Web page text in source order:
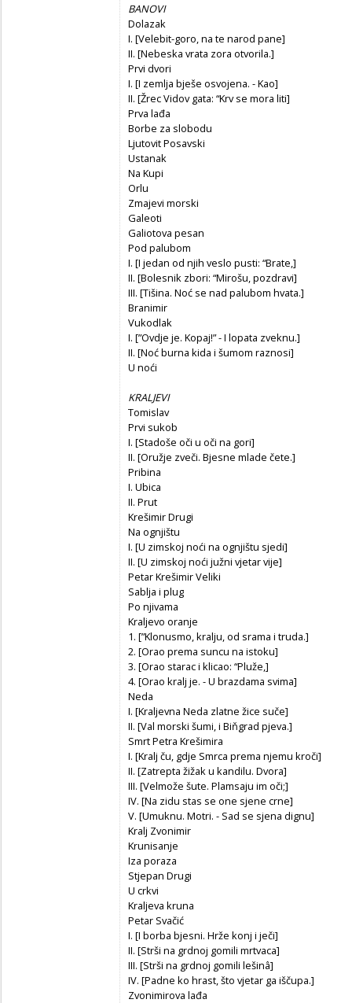
BANOVI
Dolazak
I. [Velebit-goro, na te narod pane]
II. [Nebeska vrata zora otvorila.]
Prvi dvori
I. [I zemlja bješe osvojena. - Kao]
II. [Žrec Vidov gata: “Krv se mora liti]
Prva lađa
Borbe za slobodu
Ljutovit Posavski
Ustanak
Na Kupi
Orlu
Zmajevi morski
Galeoti
Galiotova pesan
Pod palubom
I. [I jedan od njih veslo pusti: “Brate,]
II. [Bolesnik zbori: “Mirošu, pozdravi]
III. [Tišina. Noć se nad palubom hvata.]
Branimir
Vukodlak
I. [”Ovdje je. Kopaj!” - I lopata zveknu.]
II. [Noć burna kida i šumom raznosi]
U noći
KRALJEVI
Tomislav
Prvi sukob
I. [Stadoše oči u oči na gori]
II. [Oružje zveči. Bjesne mlade čete.]
Pribina
I. Ubica
II. Prut
Krešimir Drugi
Na ognjištu
I. [U zimskoj noći na ognjištu sjedi]
II. [U zimskoj noći južni vjetar vije]
Petar Krešimir Veliki
Sablja i plug
Po njivama
Kraljevo oranje
1. [”Klonusmo, kralju, od srama i truda.]
2. [Orao prema suncu na istoku]
3. [Orao starac i klicao: “Pluže,]
4. [Orao kralj je. - U brazdama svima]
Neda
I. [Kraljevna Neda zlatne žice suče]
II. [Val morski šumi, i Biňgrad pjeva.]
Smrt Petra Krešimira
I. [Kralj ču, gdje Smrca prema njemu kroči]
II. [Zatrepta žižak u kandilu. Dvora]
III. [Velmože šute. Plamsaju im oči;]
IV. [Na zidu stas se one sjene crne]
V. [Umuknu. Motri. - Sad se sjena dignu]
Kralj Zvonimir
Krunisanje
Iza poraza
Stjepan Drugi
U crkvi
Kraljeva kruna
Petar Svačić
I. [I borba bjesni. Hrže konj i ječi]
II. [Strši na grdnoj gomili mrtvaca]
III. [Strši na grdnoj gomili lešinâ]
IV. [Padne ko hrast, što vjetar ga iščupa.]
Zvonimirova lađa